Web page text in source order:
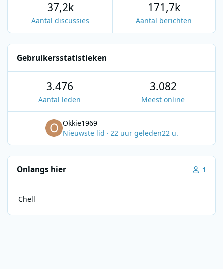
Aantal discussies
37,2k
Aantal berichten
171,7k
Gebruikersstatistieken
3.476
Aantal leden
3.082
Meest online
Okkie1969
Nieuwste lid · 22 uur geleden22 u.
Onlangs hier 1
Chell